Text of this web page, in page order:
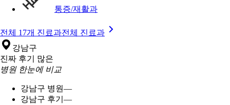
통증/재활과
전체 17개 진료과전체 진료과
강남구
진짜 후기 많은
병원 한눈에 비교
강남구 병원—
강남구 후기 —